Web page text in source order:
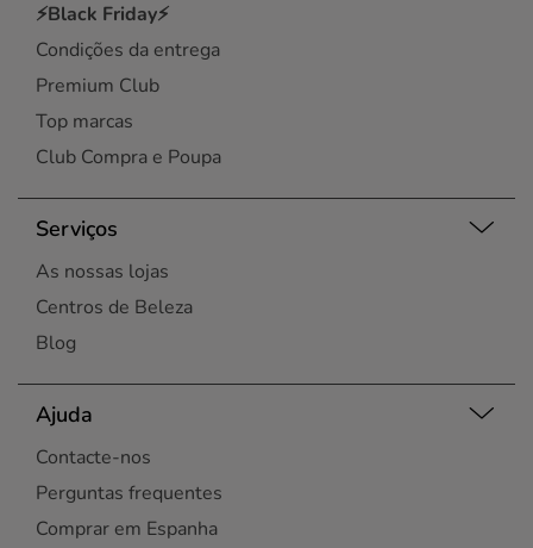
⚡Black Friday⚡
Condições da entrega
Premium Club
Top marcas
Club Compra e Poupa
Serviços
As nossas lojas
Centros de Beleza
Blog
Ajuda
Contacte-nos
Perguntas frequentes
Comprar em Espanha